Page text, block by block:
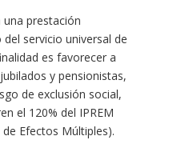
una prestación
servicio universal de
es favorecer a
y pensionistas,
de exclusión social,
el 120% del IPREM
Efectos Múltiples).